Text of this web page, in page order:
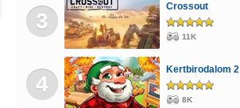
3
Crossout
11K
4
Kertbirodalom 2
8K